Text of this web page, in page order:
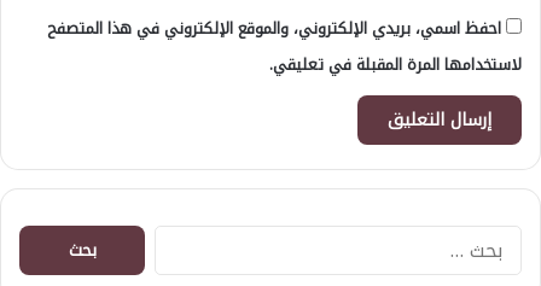
احفظ اسمي، بريدي الإلكتروني، والموقع الإلكتروني في هذا المتصفح
لاستخدامها المرة المقبلة في تعليقي.
البحث
عن: